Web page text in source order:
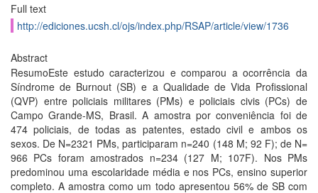
Full text
http://ediciones.ucsh.cl/ojs/index.php/RSAP/article/view/1736
Abstract
ResumoEste estudo caracterizou e comparou a ocorrência da
Síndrome de Burnout (SB) e a Qualidade de Vida Profissional
(QVP) entre policiais militares (PMs) e policiais civis (PCs) de
Campo Grande-MS, Brasil. A amostra por conveniência foi de
474 policiais, de todas as patentes, estado civil e ambos os
sexos. De N=2321 PMs, participaram n=240 (148 M; 92 F); de N=
966 PCs foram amostrados n=234 (127 M; 107F). Nos PMs
predominou uma escolaridade média e nos PCs, ensino superior
completo. A amostra como um todo apresentou 56% de SB com